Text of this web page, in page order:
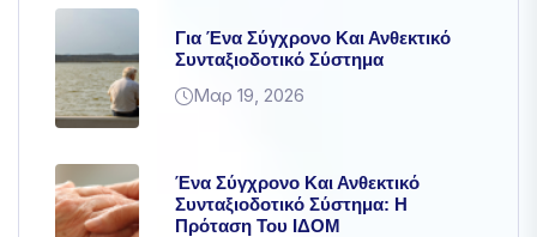
Για Ένα Σύγχρονο Και Ανθεκτικό
Συνταξιοδοτικό Σύστημα
Μαρ 19, 2026
Ένα Σύγχρονο Και Ανθεκτικό
Συνταξιοδοτικό Σύστημα: Η
Πρόταση Του ΙΔΟΜ